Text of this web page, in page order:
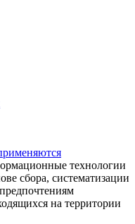
технологии
сбора, систематизации
на территории